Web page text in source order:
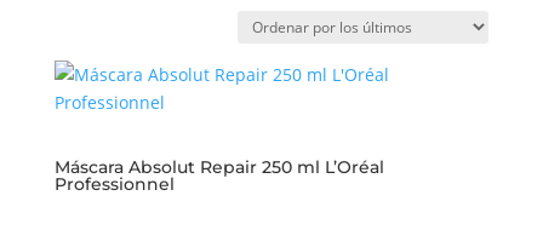
Máscara Absolut Repair 250 ml L’Oréal
Professionnel